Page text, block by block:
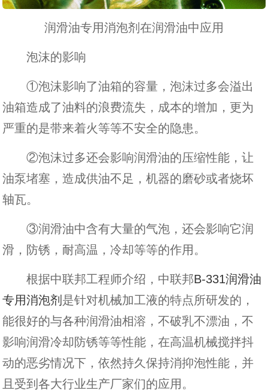
润滑油专用消泡剂在润滑油中应用
泡沫的影响
①泡沫影响了油箱的容量，泡沫过多会溢出
油箱造成了油料的浪费流失，成本的增加，更为
严重的是带来着火等等不安全的隐患。
②泡沫过多还会影响润滑油的压缩性能，让
油泵堵塞，造成供油不足，机器的磨砂或者烧坏
轴瓦。
③润滑油中含有大量的气泡，还会影响它润
滑，防锈，耐高温，冷却等等的作用。
根据中联邦工程师介绍，中联邦B-331润滑油
专用消泡剂 是针对机械加工液的特点所研发的，
能很好的与各种润滑油相溶，不破乳不漂油，不
影响润滑冷却防锈等等性能，在高温机械搅拌抖
动的恶劣情况下，依然持久保持消抑泡性能，并
且受到各大行业生产厂家们的应用。